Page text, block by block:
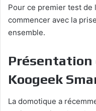
Pour ce premier test de
commencer avec la
ensemble.
Présentation
Koogeek
La domotique a